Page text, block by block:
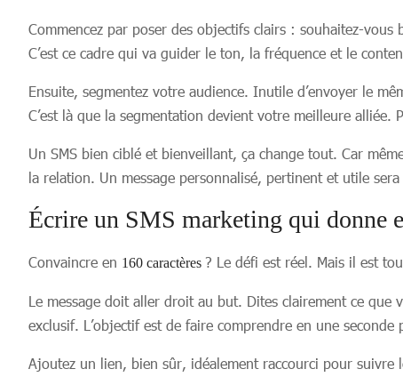
Commencez par poser des objectifs clairs : souhaitez-
C’est ce cadre qui va guider le ton, la fréquence et le
Ensuite, segmentez votre audience. Inutile d’envoyer le
C’est là que la segmentation devient votre meilleure alliée.
Un SMS bien ciblé et bienveillant, ça change tout. Car
la relation. Un message personnalisé, pertinent et utile
Écrire un SMS marketing qui donne
Convaincre en 160 caractères ? Le défi est réel. Mais il est
Le message doit aller droit au but. Dites clairement ce
exclusif. L’objectif est de faire comprendre en une
Ajoutez un lien, bien sûr, idéalement raccourci pour suivre